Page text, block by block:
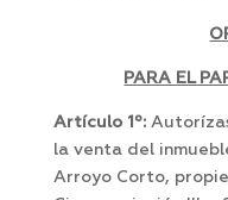
PARA EL
Artículo 1º:
la venta del
Arroyo Corto,